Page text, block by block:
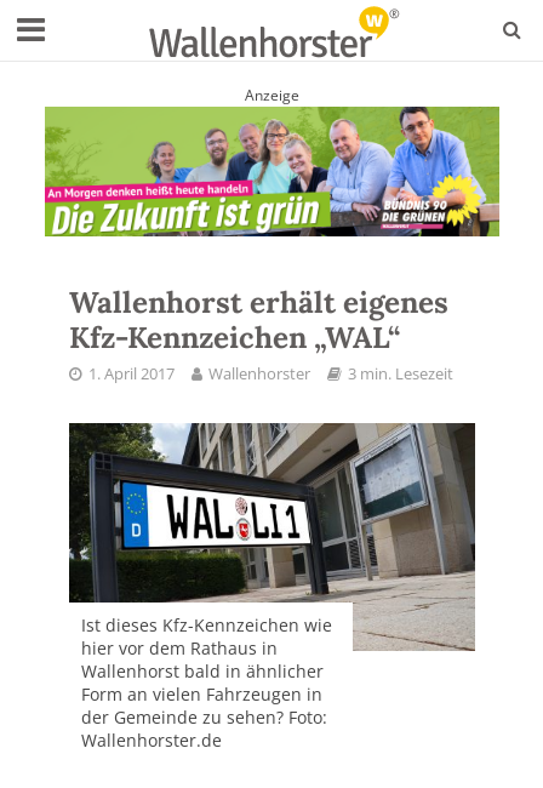
Anzeige
Wallenhorst erhält eigenes
Kfz-Kennzeichen „WAL“
1. April 2017 Wallenhorster 3 min. Lesezeit
Ist dieses Kfz-Kennzeichen wie
hier vor dem Rathaus in
Wallenhorst bald in ähnlicher
Form an vielen Fahrzeugen in
der Gemeinde zu sehen? Foto:
Wallenhorster.de